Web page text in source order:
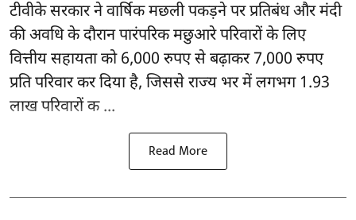
टीवीके सरकार ने वार्षिक मछली पकड़ने पर प्रतिबंध और मंदी
की अवधि के दौरान पारंपरिक मछुआरे परिवारों के लिए
वित्तीय सहायता को 6,000 रुपए से बढ़ाकर 7,000 रुपए
प्रति परिवार कर दिया है, जिससे राज्य भर में लगभग 1.93
लाख परिवारों क ...
Read More